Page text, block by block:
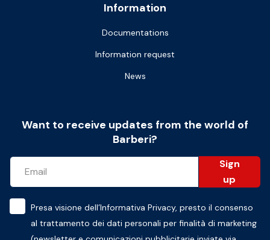
Information
Documentations
Information request
News
Want to receive updates from the world of
Barberi?
Sign
up
Presa visione dell’Informativa Privacy, presto il consenso
al trattamento dei dati personali per finalità di marketing